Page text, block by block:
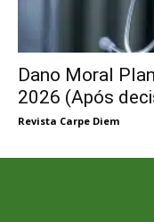
Dano Moral
2026 (Após
Revista Carpe Diem